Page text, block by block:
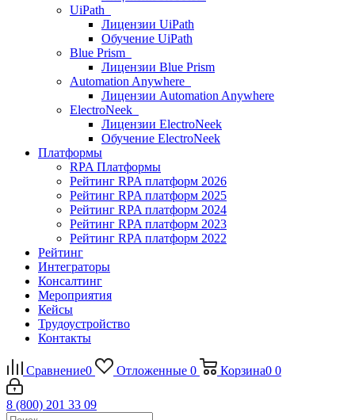
UiPath
Лицензии UiPath
Обучение UiPath
Blue Prism
Лицензии Blue Prism
Automation Anywhere
Лицензии Automation Anywhere
ElectroNeek
Лицензии ElectroNeek
Обучение ElectroNeek
Платформы
RPA Платформы
Рейтинг RPA платформ 2026
Рейтинг RPA платформ 2025
Рейтинг RPA платформ 2024
Рейтинг RPA платформ 2023
Рейтинг RPA платформ 2022
Рейтинг
Интеграторы
Консалтинг
Mероприятия
Кейсы
Трудоустройство
Контакты
Сравнение0 Отложенные 0 Корзина0 0
8 (800) 201 33 09